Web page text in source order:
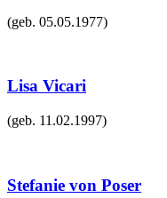
(geb. 05.05.1977)
Lisa Vicari
(geb. 11.02.1997)
Stefanie von Poser